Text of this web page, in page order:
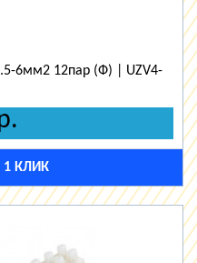
6мм2 12пар (Ф) | UZV4-
1 КЛИК